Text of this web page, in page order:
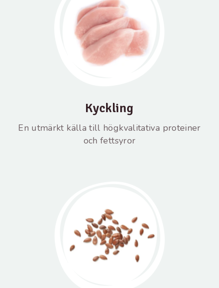
Kyckling
En utmärkt källa till högkvalitativa proteiner
och fettsyror